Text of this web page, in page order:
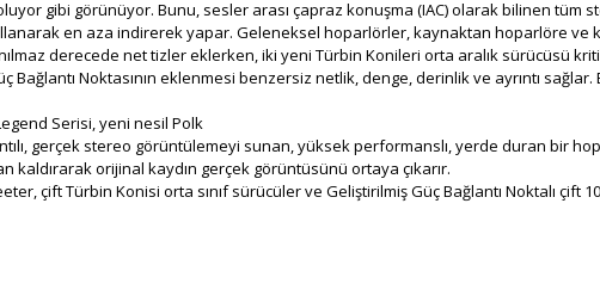
gibi görünüyor. Bunu, sesler arası çapraz konuşma (IAC) olarak bilinen
en aza indirerek yapar. Geleneksel hoparlörler, kaynaktan hoparlöre ve
derecede net tizler eklerken, iki yeni Türbin Konileri orta aralık sürücüsü
Noktasının eklenmesi benzersiz netlik, denge, derinlik ve ayrıntı sağlar.
Serisi, yeni nesil Polk
gerçek stereo görüntülemeyi sunan, yüksek performanslı, yerde duran bir
orijinal kaydın gerçek görüntüsünü ortaya çıkarır.
çift Türbin Konisi orta sınıf sürücüler ve Geliştirilmiş Güç Bağlantı Noktalı çift